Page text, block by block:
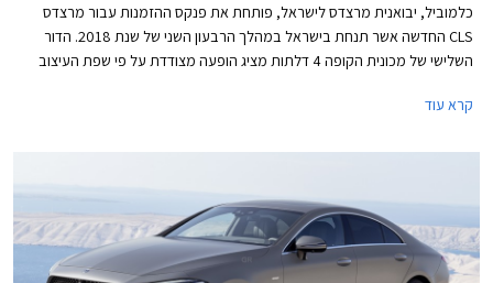
כלמוביל, יבואנית מרצדס לישראל, פותחת את פנקס ההזמנות עבור מרצדס
CLS החדשה אשר תנחת בישראל במהלך הרבעון השני של שנת 2018. הדור
השלישי של מכונית הקופה 4 דלתות מציג הופעה מצודדת על פי שפת העיצוב
העתידיים.
קרא עוד